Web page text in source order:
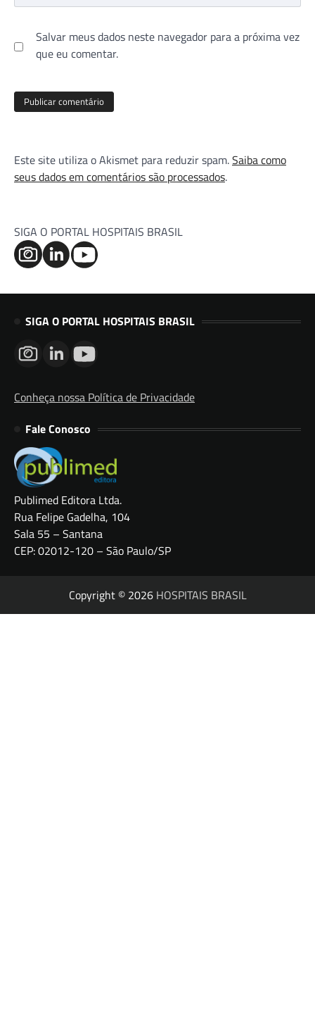
Salvar meus dados neste navegador para a próxima vez
que eu comentar.
Este site utiliza o Akismet para reduzir spam.Saiba como
seus dados em comentários são processados.
SIGA O PORTAL HOSPITAIS BRASIL
SIGA O PORTAL HOSPITAIS BRASIL
Conheça nossa Política de Privacidade
Fale Conosco
Publimed Editora Ltda.
Rua Felipe Gadelha, 104
Sala 55 – Santana
CEP: 02012-120 – São Paulo/SP
Copyright © 2026 HOSPITAIS BRASIL